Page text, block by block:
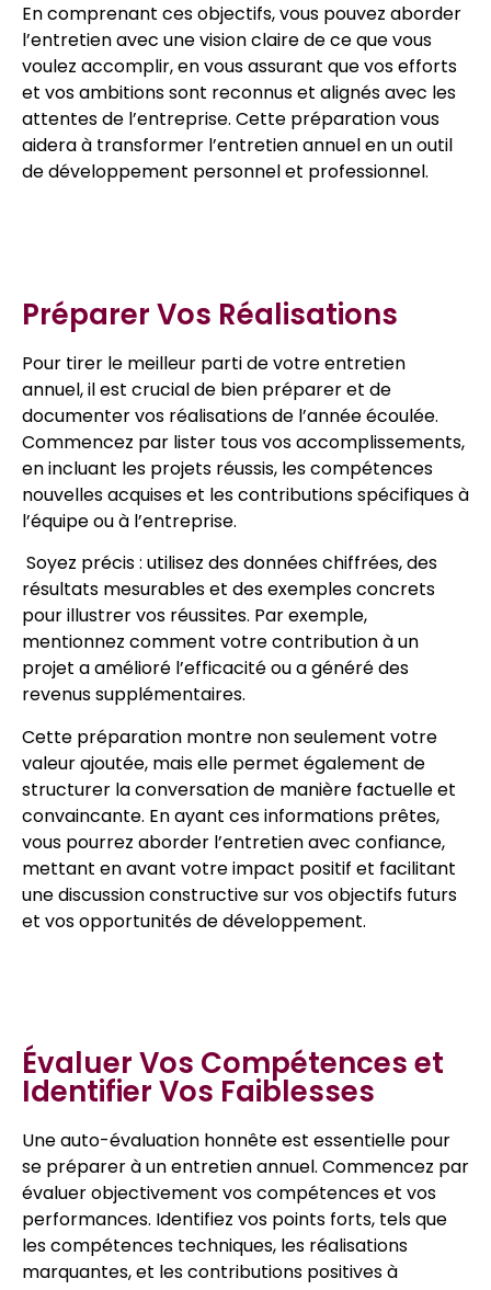
En comprenant ces objectifs, vous pouvez aborder
l’entretien avec une vision claire de ce que vous
voulez accomplir, en vous assurant que vos efforts
et vos ambitions sont reconnus et alignés avec les
attentes de l’entreprise. Cette préparation vous
aidera à transformer l’entretien annuel en un outil
de développement personnel et professionnel.
Préparer Vos Réalisations
Pour tirer le meilleur parti de votre entretien
annuel, il est crucial de bien préparer et de
documenter vos réalisations de l’année écoulée.
Commencez par lister tous vos accomplissements,
en incluant les projets réussis, les compétences
nouvelles acquises et les contributions spécifiques à
l’équipe ou à l’entreprise.
Soyez précis : utilisez des données chiffrées, des
résultats mesurables et des exemples concrets
pour illustrer vos réussites. Par exemple,
mentionnez comment votre contribution à un
projet a amélioré l’efficacité ou a généré des
revenus supplémentaires.
Cette préparation montre non seulement votre
valeur ajoutée, mais elle permet également de
structurer la conversation de manière factuelle et
convaincante. En ayant ces informations prêtes,
vous pourrez aborder l’entretien avec confiance,
mettant en avant votre impact positif et facilitant
une discussion constructive sur vos objectifs futurs
et vos opportunités de développement.
Évaluer Vos Compétences et
Identifier Vos Faiblesses
Une auto-évaluation honnête est essentielle pour
se préparer à un entretien annuel. Commencez par
évaluer objectivement vos compétences et vos
performances. Identifiez vos points forts, tels que
les compétences techniques, les réalisations
marquantes, et les contributions positives à